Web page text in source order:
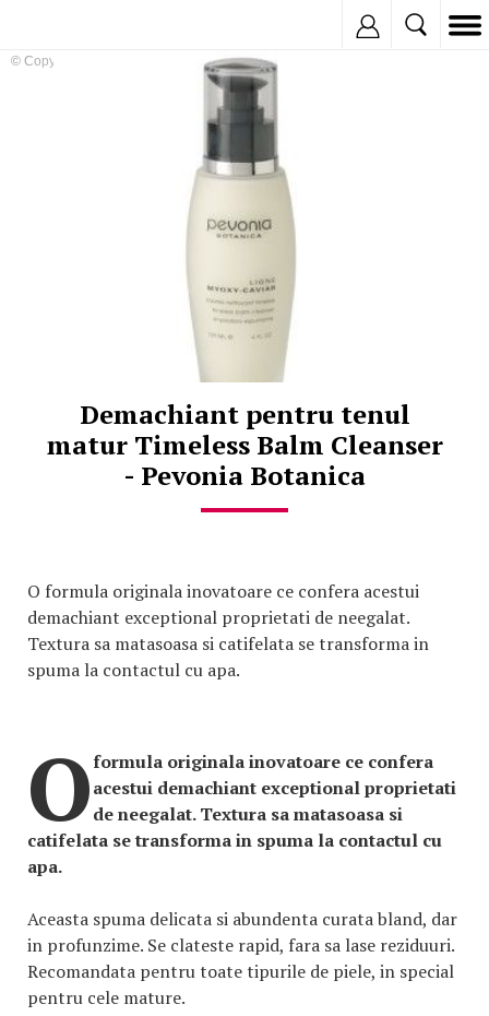
© Copyright:
Demachiant pentru tenul
matur Timeless Balm Cleanser
- Pevonia Botanica
O formula originala inovatoare ce confera acestui
demachiant exceptional proprietati de neegalat.
Textura sa matasoasa si catifelata se transforma in
spuma la contactul cu apa.
Oformula originala inovatoare ce confera
acestui demachiant exceptional proprietati
de neegalat. Textura sa matasoasa si
catifelata se transforma in spuma la contactul cu
apa.
Aceasta spuma delicata si abundenta curata bland, dar
in profunzime. Se clateste rapid, fara sa lase reziduuri.
Recomandata pentru toate tipurile de piele, in special
pentru cele mature.